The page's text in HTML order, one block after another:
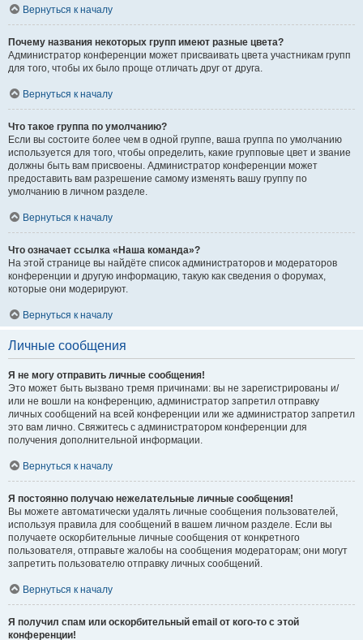
Вернуться к началу
Почему названия некоторых групп имеют разные цвета?
Администратор конференции может присваивать цвета участникам групп
для того, чтобы их было проще отличать друг от друга.
Вернуться к началу
Что такое группа по умолчанию?
Если вы состоите более чем в одной группе, ваша группа по умолчанию
используется для того, чтобы определить, какие групповые цвет и звание
должны быть вам присвоены. Администратор конференции может
предоставить вам разрешение самому изменять вашу группу по
умолчанию в личном разделе.
Вернуться к началу
Что означает ссылка «Наша команда»?
На этой странице вы найдёте список администраторов и модераторов
конференции и другую информацию, такую как сведения о форумах,
которые они модерируют.
Вернуться к началу
Личные сообщения
Я не могу отправить личные сообщения!
Это может быть вызвано тремя причинами: вы не зарегистрированы и/
или не вошли на конференцию, администратор запретил отправку
личных сообщений на всей конференции или же администратор запретил
это вам лично. Свяжитесь с администратором конференции для
получения дополнительной информации.
Вернуться к началу
Я постоянно получаю нежелательные личные сообщения!
Вы можете автоматически удалять личные сообщения пользователей,
используя правила для сообщений в вашем личном разделе. Если вы
получаете оскорбительные личные сообщения от конкретного
пользователя, отправьте жалобы на сообщения модераторам; они могут
запретить пользователю отправку личных сообщений.
Вернуться к началу
Я получил спам или оскорбительный email от кого-то с этой
конференции!